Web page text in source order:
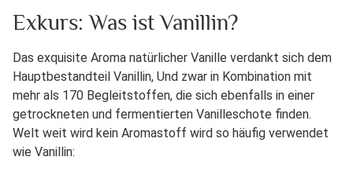
Exkurs: Was ist Vanillin?
Das exquisite Aroma natürlicher Vanille verdankt sich dem
Hauptbestandteil Vanillin, Und zwar in Kombination mit
mehr als 170 Begleitstoffen, die sich ebenfalls in einer
getrockneten und fermentierten Vanilleschote finden.
Welt weit wird kein Aromastoff wird so häufig verwendet
wie Vanillin: